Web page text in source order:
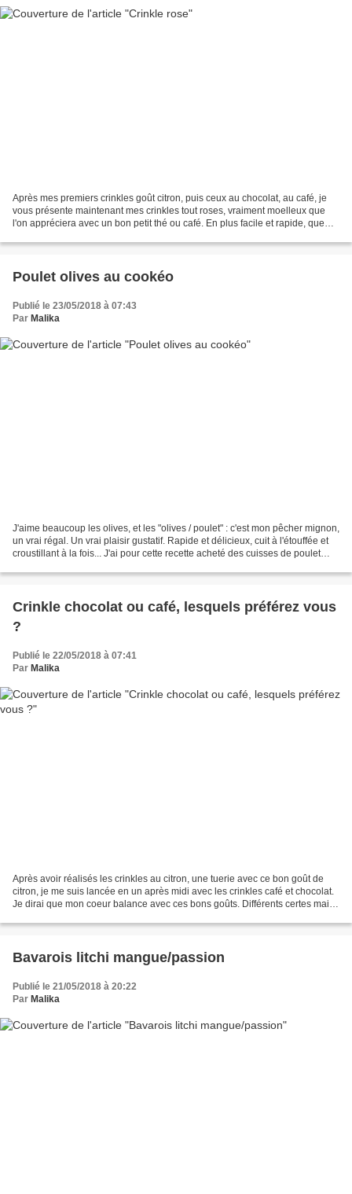
Après mes premiers crinkles goût citron, puis ceux au chocolat, au café, je
vous présente maintenant mes crinkles tout roses, vraiment moelleux que
l'on appréciera avec un bon petit thé ou café. En plus facile et rapide, que
Poulet olives au cookéo
Publié le 23/05/2018 à 07:43
Par Malika
J'aime beaucoup les olives, et les "olives / poulet" : c'est mon pêcher mignon,
un vrai régal. Un vrai plaisir gustatif. Rapide et délicieux, cuit à l'étouffée et
croustillant à la fois... J'ai pour cette recette acheté des cuisses de poulet
Crinkle chocolat ou café, lesquels préférez vous
?
Publié le 22/05/2018 à 07:41
Par Malika
Après avoir réalisés les crinkles au citron, une tuerie avec ce bon goût de
citron, je me suis lancée en un après midi avec les crinkles café et chocolat.
Je dirai que mon coeur balance avec ces bons goûts. Différents certes mais
Bavarois litchi mangue/passion
Publié le 21/05/2018 à 20:22
Par Malika